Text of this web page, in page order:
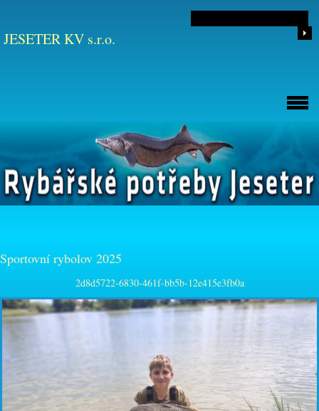
JESETER KV s.r.o.
Sportovní rybolov 2025
2d8d5722-6830-461f-bb5b-12e415e3fb0a